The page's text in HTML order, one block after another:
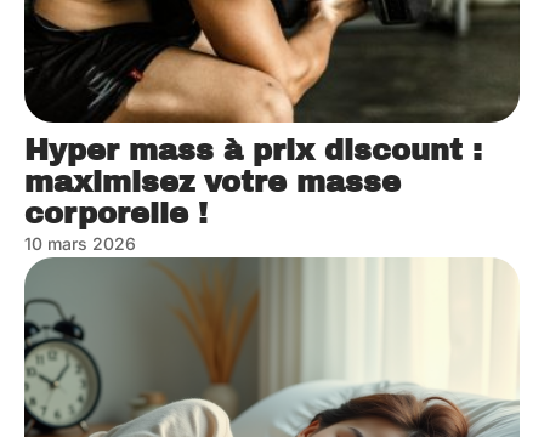
Hyper mass à prix discount :
maximisez votre masse
corporelle !
10 mars 2026